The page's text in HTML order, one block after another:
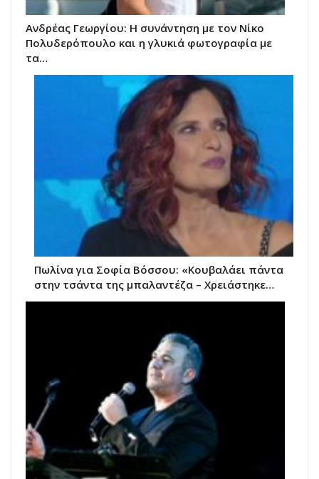
Ανδρέας Γεωργίου: Η συνάντηση με τον Νίκο
Πολυδερόπουλο και η γλυκιά φωτογραφία με
τα…
Πωλίνα για Σοφία Βόσσου: «Κουβαλάει πάντα
στην τσάντα της μπαλαντέζα – Χρειάστηκε…